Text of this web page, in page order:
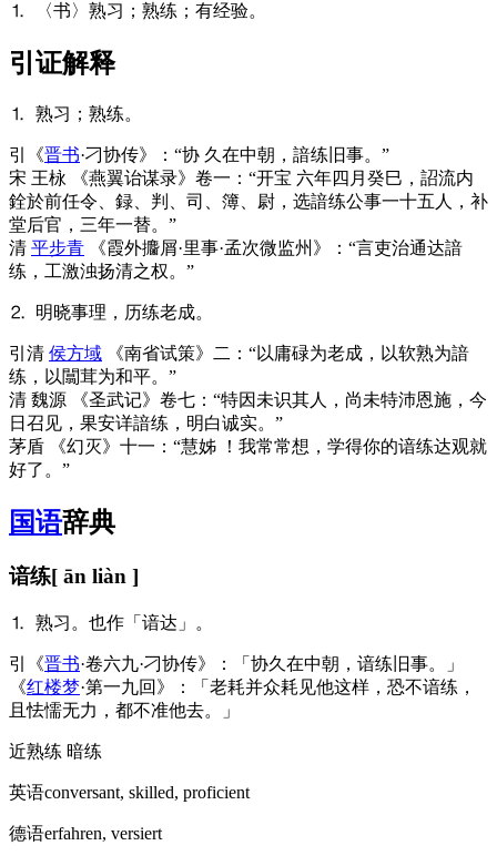
⒈ 〈书〉熟习；熟练；有经验。
引证解释
⒈ 熟习；熟练。
引 《晋书·刁协传》：“协 久在中朝，諳练旧事。”
宋 王栐 《燕翼诒谋录》卷一：“开宝 六年四月癸巳，詔流内
銓於前任令、録、判、司、簿、尉，选諳练公事一十五人，补
堂后官，三年一替。”
清 平步青 《霞外攟屑·里事·孟次微监州》：“言吏治通达諳
练，工激浊扬清之权。”
⒉ 明晓事理，历练老成。
引 清 侯方域 《南省试策》二：“以庸碌为老成，以软熟为諳
练，以闒茸为和平。”
清 魏源 《圣武记》卷七：“特因未识其人，尚未特沛恩施，今
日召见，果安详諳练，明白诚实。”
茅盾 《幻灭》十一：“慧姊 ！我常常想，学得你的谙练达观就
好了。”
国语辞典
谙练[ ān liàn ]
⒈ 熟习。也作「谙达」。
引 《晋书·卷六九·刁协传》：「协久在中朝，谙练旧事。」
《红楼梦·第一九回》：「老耗并众耗见他这样，恐不谙练，
且怯懦无力，都不准他去。」
近熟练 暗练
英语conversant, skilled, proficient
德语erfahren, versiert